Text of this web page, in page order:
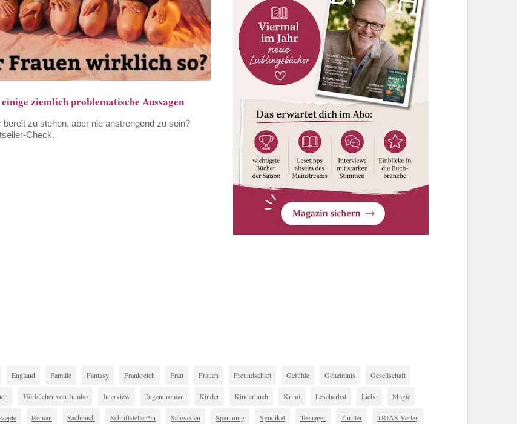
ziemlich problematische Aussagen
zu stehen, aber nie anstrengend zu sein?
Check.
England Familie Fantasy Frankreich Frau Frauen Freundschaft Gefühle Geheimnis Gesellschaft
Hörbücher von Jumbo Interview Jugendroman Kinder Kinderbuch Krimi Leseherbst Liebe Magie
Roman Sachbuch Schriftsteller*in Schweden Spannung Syndikat Teenager Thriller TRIAS Verlag